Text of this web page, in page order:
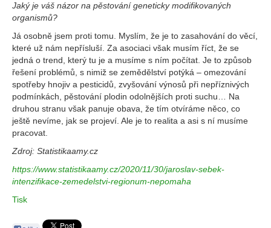
Jaký je váš názor na pěstování geneticky modifikovaných
organismů?
Já osobně jsem proti tomu. Myslím, že je to zasahování do věcí,
které už nám nepřísluší. Za asociaci však musím říct, že se
jedná o trend, který tu je a musíme s ním počítat. Je to způsob
řešení problémů, s nimiž se zemědělství potýká – omezování
spotřeby hnojiv a pesticidů, zvyšování výnosů při nepříznivých
podmínkách, pěstování plodin odolnějších proti suchu… Na
druhou stranu však panuje obava, že tím otvíráme něco, co
ještě nevíme, jak se projeví. Ale je to realita a asi s ní musíme
pracovat.
Zdroj: Statistikaamy.cz
https://www.statistikaamy.cz/2020/11/30/jaroslav-sebek-
intenzifikace-zemedelstvi-regionum-nepomaha
Tisk